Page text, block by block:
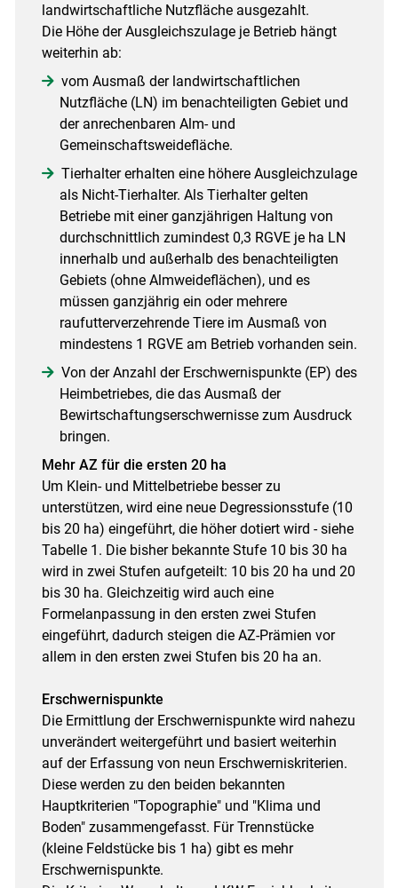
Skip to main content
landwirtschaftliche Nutzfläche ausgezahlt.
Die Höhe der Ausgleichszulage je Betrieb hängt
weiterhin ab:
vom Ausmaß der landwirtschaftlichen
Nutzfläche (LN) im benachteiligten Gebiet und
der anrechenbaren Alm- und
Gemeinschaftsweidefläche.
Tierhalter erhalten eine höhere Ausgleichzulage
als Nicht-Tierhalter. Als Tierhalter gelten
Betriebe mit einer ganzjährigen Haltung von
durchschnittlich zumindest 0,3 RGVE je ha LN
innerhalb und außerhalb des benachteiligten
Gebiets (ohne Almweideflächen), und es
müssen ganzjährig ein oder mehrere
raufutterverzehrende Tiere im Ausmaß von
mindestens 1 RGVE am Betrieb vorhanden sein.
Von der Anzahl der Erschwernispunkte (EP) des
Heimbetriebes, die das Ausmaß der
Bewirtschaftungserschwernisse zum Ausdruck
bringen.
Mehr AZ für die ersten 20 ha
Um Klein- und Mittelbetriebe besser zu
unterstützen, wird eine neue Degressionsstufe (10
bis 20 ha) eingeführt, die höher dotiert wird - siehe
Tabelle 1. Die bisher bekannte Stufe 10 bis 30 ha
wird in zwei Stufen aufgeteilt: 10 bis 20 ha und 20
bis 30 ha. Gleichzeitig wird auch eine
Formelanpassung in den ersten zwei Stufen
eingeführt, dadurch steigen die AZ-Prämien vor
allem in den ersten zwei Stufen bis 20 ha an.
Erschwernispunkte
Die Ermittlung der Erschwernispunkte wird nahezu
unverändert weitergeführt und basiert weiterhin
auf der Erfassung von neun Erschwerniskriterien.
Diese werden zu den beiden bekannten
Hauptkriterien "Topographie" und "Klima und
Boden" zusammengefasst. Für Trennstücke
(kleine Feldstücke bis 1 ha) gibt es mehr
Erschwernispunkte.